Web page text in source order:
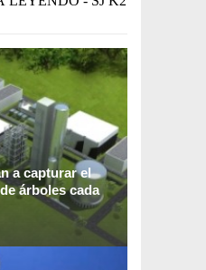
a capturar el
árboles cada
Engineering
construir una